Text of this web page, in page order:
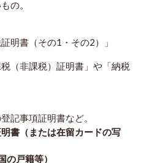
の。
明書（その1・その2）」
（非課税）証明書」や「納税
記事項証明書など。
書（または在留カードの写
の戸籍等）